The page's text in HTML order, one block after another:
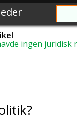
ingen juridisk